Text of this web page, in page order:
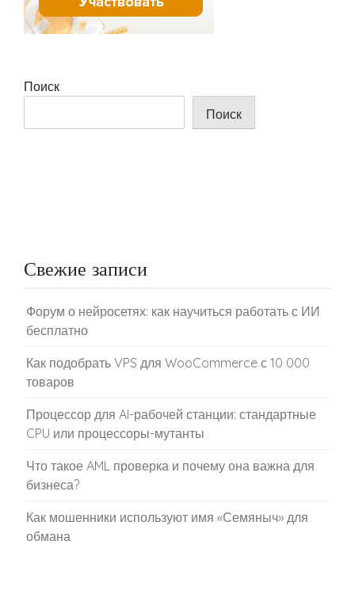
Поиск
Поиск
Свежие записи
Форум о нейросетях: как научиться работать с ИИ
бесплатно
Как подобрать VPS для WooCommerce с 10 000
товаров
Процессор для AI-рабочей станции: стандартные
CPU или процессоры-мутанты
Что такое AML проверка и почему она важна для
бизнеса?
Как мошенники используют имя «Семяныч» для
обмана